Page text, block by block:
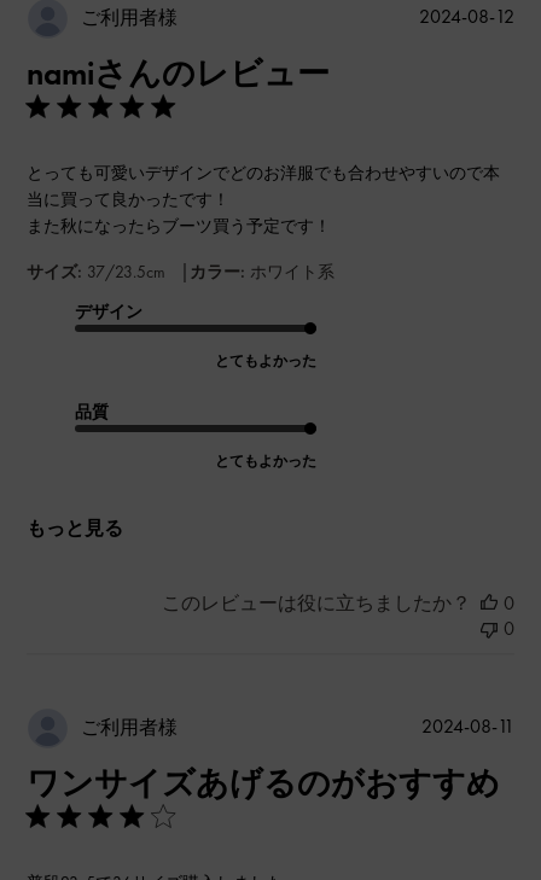
ご利用者様
namiさんのレビュー
とっても可愛いデザインでどのお洋服でも合わせやすいので本
当に買って良かったです！
また秋になったらブーツ買う予定です！
サイズ: 37/23.5cm | カラー: ホワイト系
デザイン
とてもよかった
品質
とてもよかった
もっと見る
公
2024-08-12
このレビューは役に立ちましたか？
0
0
ご利用者様
ワンサイズあげるのがおすすめ
2024-08-11